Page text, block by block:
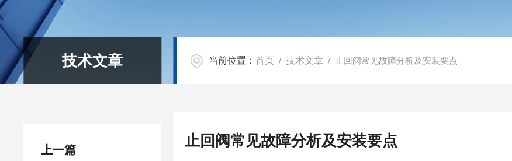
技术文章 当前位置：首页 /技术文章 / 止回阀常见故障分析及安装要点
止回阀常见故障分析及安装要点
上一篇